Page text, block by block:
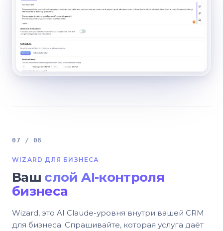
07 / 08
WIZARD ДЛЯ БИЗНЕСА
Ваш слой AI-контроля
бизнеса
Wizard, это AI Claude-уровня внутри вашей CRM
для бизнеса. Спрашивайте, которая услуга даёт